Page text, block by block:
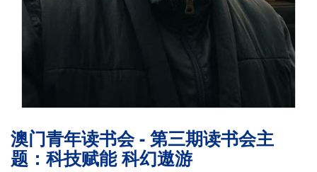
澳门青年读书会 - 第三期读书会主
题：科技赋能 科幻遨游